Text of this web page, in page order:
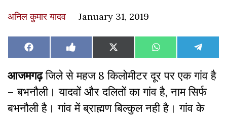
अनिल कुमार यादव January 31, 2019
Share
on
Facebook Share
on
Like
on
Facebook
Share
on
X
(Twitter)
Share
on
WhatsAppShare
on
आजमगढ़जिले से महज 8 किलोमीटर दूर पर एक गांव है
– बभनौली। यादवों और दलितों का गांव है, नाम सिर्फ
बभनौली है। गांव में ब्राह्मण बिल्कुल नही है। गांव के